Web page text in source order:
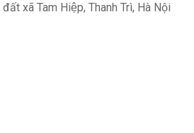
xã Tam Hiệp, Thanh Trì, Hà Nội